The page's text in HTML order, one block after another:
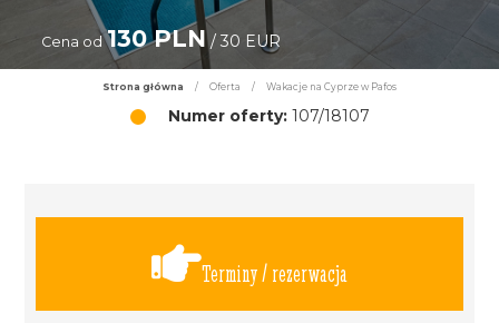
Cena od 130 PLN/ 30 EUR
Strona główna / Oferta / Wakacje na Cyprze w Pafos
Numer oferty:107/18107
Terminy / rezerwacja